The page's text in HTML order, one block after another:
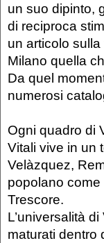
un suo dipinto,
di reciproca
un articolo
Milano quella
Da quel
numerosi
Ogni quadro di
Vitali vive in un
Velàzquez,
popolano
Trescore.
L’universalità
maturati dentro